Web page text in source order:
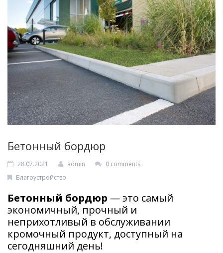
КОНТАКТЫ
UA
Бетонный бордюр
28.07.2021 admin
0 comments
Благоустройство
Бетонный бордюр — это самый
экономичный, прочный и
неприхотливый в обслуживании
кромочный продукт, доступный на
сегодняшний день!